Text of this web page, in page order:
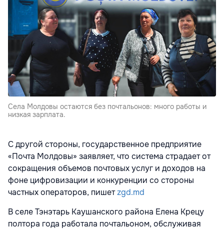
Села Молдовы остаются без почтальонов: много работы и
низкая зарплата.
С другой стороны, государственное предприятие
«Почта Молдовы» заявляет, что система страдает от
сокращения объемов почтовых услуг и доходов на
фоне цифровизации и конкуренции со стороны
частных операторов, пишетzgd.md
В селе Тэнэтарь Каушанского района Елена Крецу
полтора года работала почтальоном, обслуживая